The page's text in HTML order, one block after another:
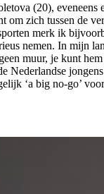
(20), eveneens
om zich tussen de
merk ik
nemen. In mijn
muur, je kunt
Nederlandse
‘a big no-go’